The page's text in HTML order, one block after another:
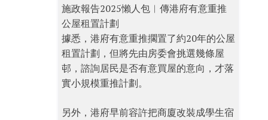
施政報告2025懶人包︱傳港府有意重推
公屋租置計劃
據悉，港府有意重推擱置了約20年的公屋
租置計劃，但將先由房委會挑選幾條屋
邨，諮詢居民是否有意買屋的意向，才落
實小規模重推計劃。
另外，港府早前容許把商廈改裝成學生宿